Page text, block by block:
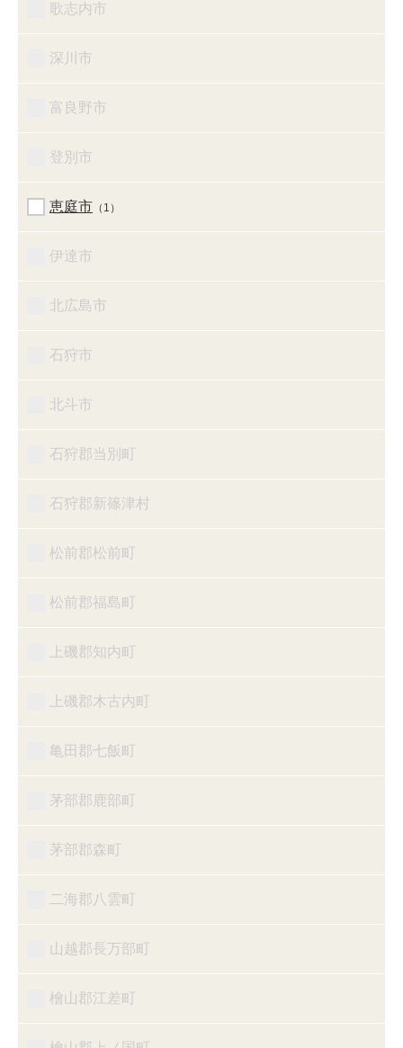
歌志内市
深川市
富良野市
登別市
恵庭市 （1）
伊達市
北広島市
石狩市
北斗市
石狩郡当別町
石狩郡新篠津村
松前郡松前町
松前郡福島町
上磯郡知内町
上磯郡木古内町
亀田郡七飯町
茅部郡鹿部町
茅部郡森町
二海郡八雲町
山越郡長万部町
檜山郡江差町